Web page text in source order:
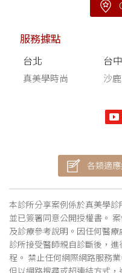
服務據點
台北
真美學時尚
台中
沙
各類適
本診所分享案例係於真美學診
並已簽署同意公開授權書。
及診療參考說明。因任何醫
診所接受醫師親自診斷後，
程。 禁止任何網際網路服務
但以網路搜尋或超連結方式